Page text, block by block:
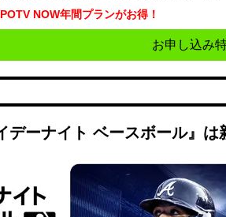
NOW年間プランがお得！
お申し込み
デーナイト ベースボール』